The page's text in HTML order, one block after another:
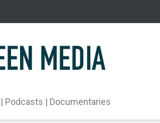
Podcasts | Documentaries